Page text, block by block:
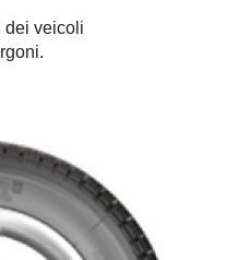
dei veicoli